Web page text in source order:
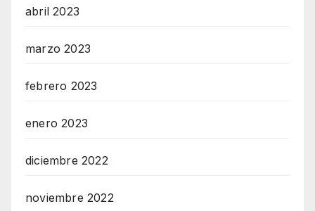
abril 2023
marzo 2023
febrero 2023
enero 2023
diciembre 2022
noviembre 2022